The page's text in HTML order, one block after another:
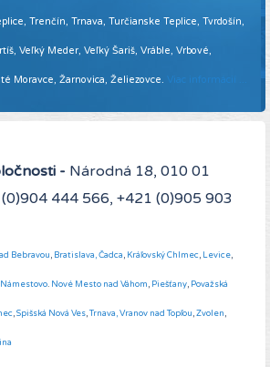
Trenčín, Trnava, Turčianske Teplice, Tvrdošín,
Veľký Meder, Veľký Šariš, Vráble, Vrbové,
Moravce, Žarnovica, Želiezovce. Viac informácií ...
- Národná 18, 010 01
444 566, +421 (0)905 903
Bebravou, Bratislava,Čadca, Kráľovský Chlmec, Levice,
Námestovo. Nové Mesto nad Váhom, Piešťany, Považská
,Spišská Nová Ves,Trnava,Vranov nad Topľou,Zvolen,